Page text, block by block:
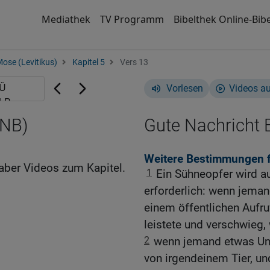
Mediathek TV Programm Bibelthek Online-
(Levitikus) Kapitel 5 Vers 13
Vorlesen Videos
Gute Nachricht
Weitere Bestimmungen
1
Ein Sühneopfer wird
erforderlich: wenn
einem öffentlichen
leistete und
2 wenn jemand etwas
von irgendeinem Tier,
Videos zum Kapitel.